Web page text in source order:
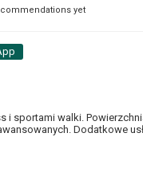
yet
i sportami walki.
Dodatkowe